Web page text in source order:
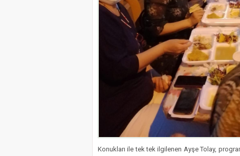
Konukları ile tek tek ilgilenen Ayşe Tolay,